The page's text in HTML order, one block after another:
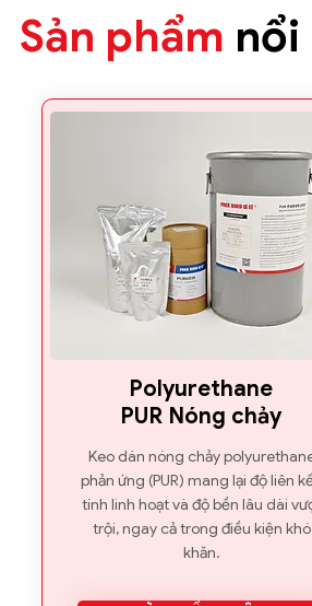
Sản phẩm nổi
Polyurethane
PUR Nóng chảy
Keo dán nóng chảy
phản ứng (PUR) mang lại độ liên
tính linh hoạt và độ bền lâu dài
trội, ngay cả trong điều kiện khó
khăn.​